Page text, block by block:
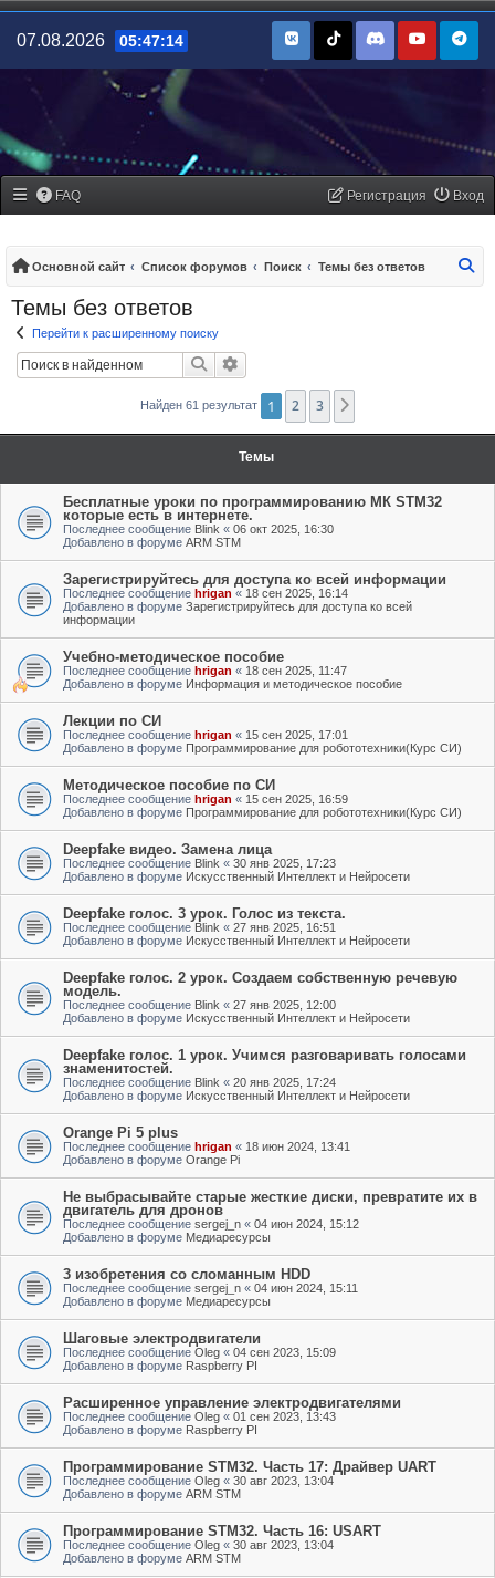
07.08.2026 05:47:14
FAQ Вход
Регистрация
Основной сайт Список форумов Поиск Темы без ответов
Темы без ответов
Перейти к расширенному поиску
Поиск
Найден 61 результат 1 2 3
Темы
Бесплатные уроки по программированию МК STM32
которые есть в интернете.
Последнее сообщение Blink « 06 окт 2025, 16:30
Добавлено в форуме ARM STM
Зарегистрируйтесь для доступа ко всей информации
Последнее сообщение hrigan « 18 сен 2025, 16:14
Добавлено в форуме Зарегистрируйтесь для доступа ко всей
информации
Учебно-методическое пособие
Последнее сообщение hrigan « 18 сен 2025, 11:47
Добавлено в форуме Информация и методическое пособие
Лекции по СИ
Последнее сообщение hrigan « 15 сен 2025, 17:01
Добавлено в форуме Программирование для робототехники(Курс СИ)
Методическое пособие по СИ
Последнее сообщение hrigan « 15 сен 2025, 16:59
Добавлено в форуме Программирование для робототехники(Курс СИ)
Deepfake видео. Замена лица
Последнее сообщение Blink « 30 янв 2025, 17:23
Добавлено в форуме Искусственный Интеллект и Нейросети
Deepfake голос. 3 урок. Голос из текста.
Последнее сообщение Blink « 27 янв 2025, 16:51
Добавлено в форуме Искусственный Интеллект и Нейросети
Deepfake голос. 2 урок. Создаем собственную речевую
модель.
Последнее сообщение Blink « 27 янв 2025, 12:00
Добавлено в форуме Искусственный Интеллект и Нейросети
Deepfake голос. 1 урок. Учимся разговаривать голосами
знаменитостей.
Последнее сообщение Blink « 20 янв 2025, 17:24
Добавлено в форуме Искусственный Интеллект и Нейросети
Orange Pi 5 plus
Последнее сообщение hrigan « 18 июн 2024, 13:41
Добавлено в форуме Orange Pi
Не выбрасывайте старые жесткие диски, превратите их в
двигатель для дронов
Последнее сообщение sergej_n « 04 июн 2024, 15:12
Добавлено в форуме Медиаресурсы
3 изобретения со сломанным HDD
Последнее сообщение sergej_n « 04 июн 2024, 15:11
Добавлено в форуме Медиаресурсы
Шаговые электродвигатели
Последнее сообщение Oleg « 04 сен 2023, 15:09
Добавлено в форуме Raspberry PI
Расширенное управление электродвигателями
Последнее сообщение Oleg « 01 сен 2023, 13:43
Добавлено в форуме Raspberry PI
Программирование STM32. Часть 17: Драйвер UART
Последнее сообщение Oleg « 30 авг 2023, 13:04
Добавлено в форуме ARM STM
Программирование STM32. Часть 16: USART
Последнее сообщение Oleg « 30 авг 2023, 13:04
Добавлено в форуме ARM STM